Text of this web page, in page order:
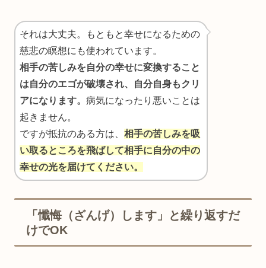
それは大丈夫。もともと幸せになるための
慈悲の瞑想にも使われています。
相手の苦しみを自分の幸せに変換すること
は自分のエゴが破壊され、自分自身もクリ
アになります。 病気になったり悪いことは
起きません。
ですが抵抗のある方は、 相手の苦しみを吸
い取るところを飛ばして相手に自分の中の
幸せの光を届けてください。
「懺悔（ざんげ）します」と繰り返すだ
けでOK